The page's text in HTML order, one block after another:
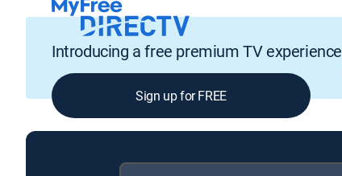
Introducing a free premium TV experience
Sign up for FREE